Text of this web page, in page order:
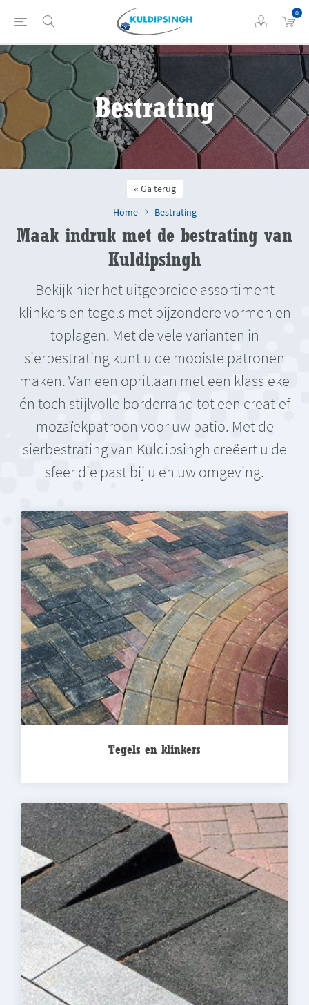
0
Bestrating
Ga terug
Home
Bestrating
Maak indruk met de bestrating van
Kuldipsingh
Bekijk hier het uitgebreide assortiment
klinkers en tegels met bijzondere vormen en
toplagen. Met de vele varianten in
sierbestrating kunt u de mooiste patronen
maken. Van een opritlaan met een klassieke
én toch stijlvolle borderrand tot een creatief
mozaïekpatroon voor uw patio. Met de
sierbestrating van Kuldipsingh creëert u de
sfeer die past bij u en uw omgeving.
Tegels en klinkers